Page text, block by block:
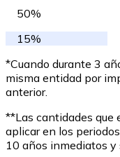
50%
15%
*Cuando durante 3
misma entidad por
anterior.
**Las cantidades que
aplicar en los
10 años inmediatos y